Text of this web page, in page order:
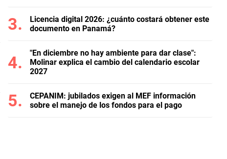
Licencia digital 2026: ¿cuánto costará obtener este
documento en Panamá?
"En diciembre no hay ambiente para dar clase":
Molinar explica el cambio del calendario escolar
2027
CEPANIM: jubilados exigen al MEF información
sobre el manejo de los fondos para el pago